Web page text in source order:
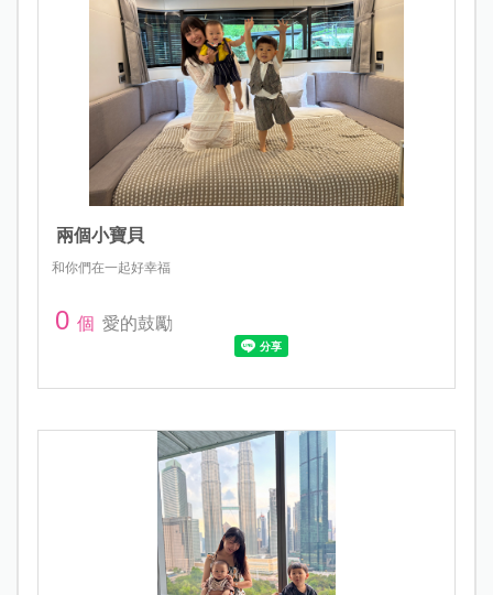
兩個小寶貝
和你們在一起好幸福
0 個 愛的鼓勵